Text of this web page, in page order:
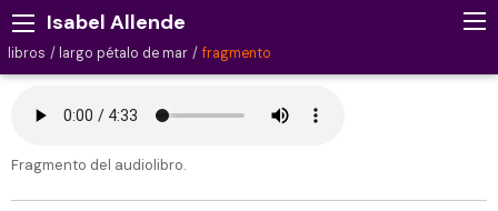
Isabel Allende
libros largo pétalo de mar fragmento
Fragmento del audiolibro.